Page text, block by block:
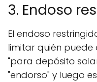
3. Endoso
El endoso
limitar quién puede
"para depósito
"endorso" y luego